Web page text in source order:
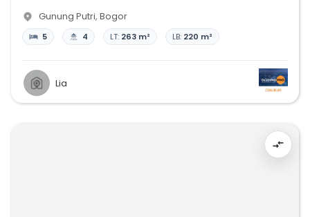
Gunung Putri, Bogor
5 4 LT: 263 m² LB: 220 m²
Lia